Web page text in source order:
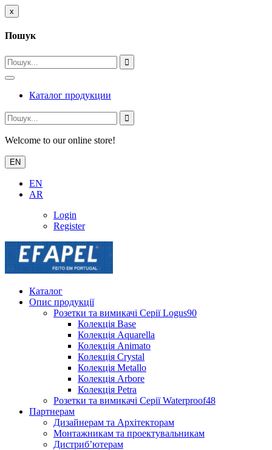
x
Пошук
Каталог продукции
Welcome to our online store!
EN
EN
AR
Login
Register
Каталог
Опис продукції
Розетки та вимикачі Серії Logus90
Колекція Base
Колекція Aquarella
Колекція Animato
Колекція Crystal
Колекція Metallo
Колекція Arbore
Колекція Petra
Розетки та вимикачі Серії Waterproof48
Партнерам
Дизайнерам та Архітекторам
Монтажникам та проектувальникам
Дистриб’ютерам